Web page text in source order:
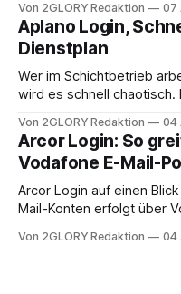
erledigen? Die kurze
aus – sobald jedoch
zusammentreffen oder
anstehen, zahlt sich
Von 2GLORY Redaktion 07
Aplano Login,
Dienstplan
Wer im Schichtbetrieb
wird es schnell chaotisch.
abwesenheiten und die
Ihr personal digital zu
erfahren Sie alles, was
brauchen, von der
Von 2GLORY Redaktion 04
Arcor Login: So
Vodafone E-Mail-
Arcor Login auf einen Blick Die Anmeldung für alte Arcor-E-
Mail-Konten erfolgt über
besitzt, loggt sich heute
Von 2GLORY Redaktion 04